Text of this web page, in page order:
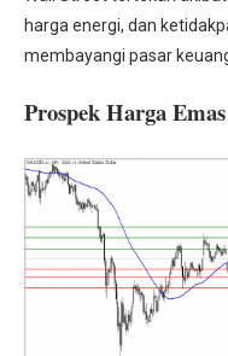
harga energi, dan
membayangi pasar
Prospek Harga